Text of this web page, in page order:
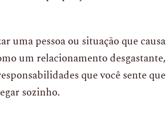
uma pessoa ou situação que causa
um relacionamento desgastante,
que você sente que
sozinho.